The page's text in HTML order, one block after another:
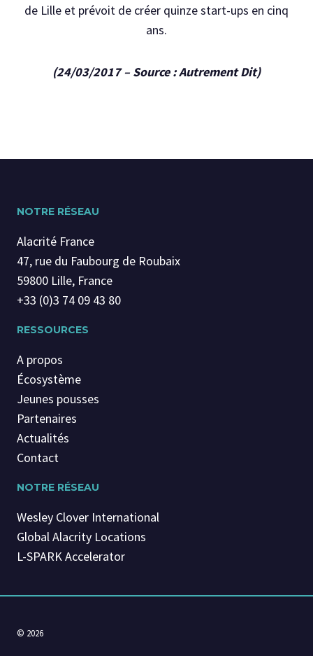
de Lille et prévoit de créer quinze start-ups en cinq
ans.
(24/03/2017 – Source : Autrement Dit)
NOTRE RÉSEAU
Alacrité France
47, rue du Faubourg de Roubaix
59800 Lille, France
+33 (0)3 74 09 43 80
RESSOURCES
A propos
Écosystème
Jeunes pousses
Partenaires
Actualités
Contact
NOTRE RÉSEAU
Wesley Clover International
Global Alacrity Locations
L-SPARK Accelerator
© 2026